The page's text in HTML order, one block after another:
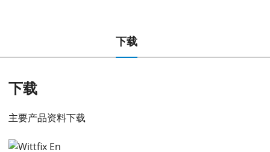
下载
下载
主要产品资料下载